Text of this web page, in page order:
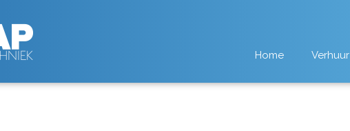
Home Verhuur